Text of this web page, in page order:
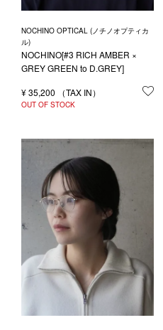
NOCHINO OPTICAL (ノチノオプティカ
ル)
NOCHINO[#3 RICH AMBER ×
GREY GREEN to D.GREY]
¥35,200
OUT OF STOCK